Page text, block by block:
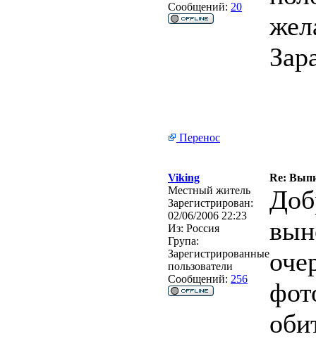
Сообщений: 20
Перенос
Viking
Re:
Местный житель
Зарегистрирован:
02/06/2006 22:23
Из: Россия
Група:
Зарегистрированные
пользователи
Сообщений: 256